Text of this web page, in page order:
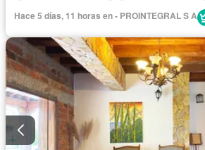
Seguridad privada
Hace 5 días, 11 horas en - PROINTEGRAL S A